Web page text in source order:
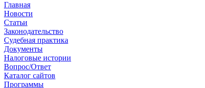
Главная
Новости
Cтатьи
Законодательство
Судебная практика
Документы
Налоговые истории
Вопрос/Ответ
Каталог сайтов
Программы